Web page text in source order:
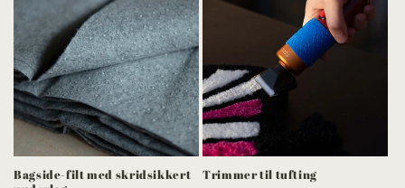
Bagside-filt med skridsikkert
Trimmer til tufting